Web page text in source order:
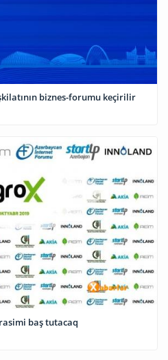
biznes-forumu keçirilir
baş tutacaq